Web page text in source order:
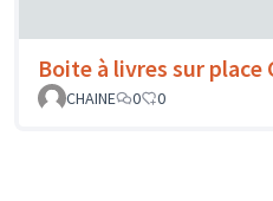
Boite à livres sur place
CHAINE
0 0